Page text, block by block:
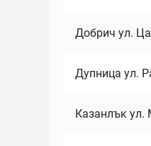
Добрич ул.
Дупница ул.
Казанлък ул.